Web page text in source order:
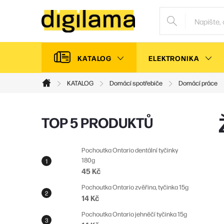
KATALOG ELEKTRONIKA
Domů
KATALOG Domácí spotřebiče Domácí práce
P
s
t
r
a
n
TOP 5 PRODUKTŮ
Pochoutka Ontario dentální tyčinky
180g
45 Kč
Pochoutka Ontario zvěřina, tyčinka 15g
14 Kč
Pochoutka Ontario jehněčí tyčinka 15g